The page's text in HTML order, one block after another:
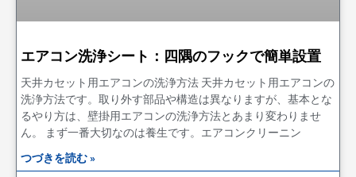
エアコン洗浄シート：四隅のフックで簡単設置
天井カセット用エアコンの洗浄方法 天井カセット用エアコンの
洗浄方法です。取り外す部品や構造は異なりますが、基本とな
るやり方は、壁掛用エアコンの洗浄方法とあまり変わりませ
ん。 まず一番大切なのは養生です。エアコンクリーニン
つづきを読む »